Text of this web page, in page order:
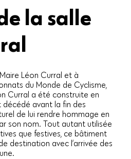
la salle
Léon Curral et à
du Monde de Cyclisme,
Curral a été construite en
décédé avant la fin des
de lui rendre hommage en
son nom. Tout autant utilisée
que festives, ce bâtiment
destination avec l’arrivée des